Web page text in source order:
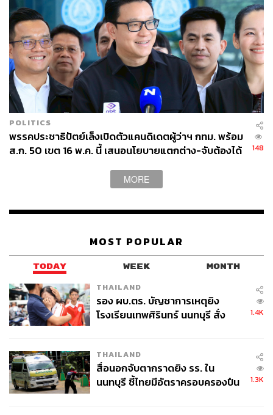
POLITICS
พรรคประชาธิปัตย์เล็งเปิดตัวแคนดิเดตผู้ว่าฯ กทม. พร้อม
ส.ก. 50 เขต 16 พ.ค. นี้ เสนอนโยบายแตกต่าง-จับต้องได้
148
MORE
MOST POPULAR
TODAY WEEK MONTH
THAILAND
รอง ผบ.ตร. บัญชาการเหตุยิง
โรงเรียนเทพศิรินทร์ นนทบุรี สั่ง
1.4K
THAILAND
สื่อนอกจับตากราดยิง รร. ใน
นนทบุรี ชี้ไทยมีอัตราครอบครองปืน
1.3K